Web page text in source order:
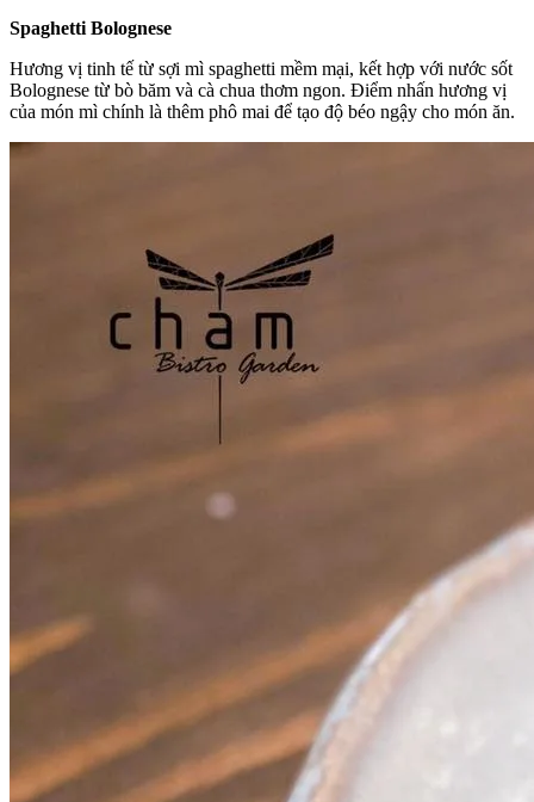
Spaghetti Bolognese
Hương vị tinh tế từ sợi mì spaghetti mềm mại, kết hợp với nước sốt
Bolognese từ bò băm và cà chua thơm ngon. Điểm nhấn hương vị
của món mì chính là thêm phô mai để tạo độ béo ngậy cho món ăn.